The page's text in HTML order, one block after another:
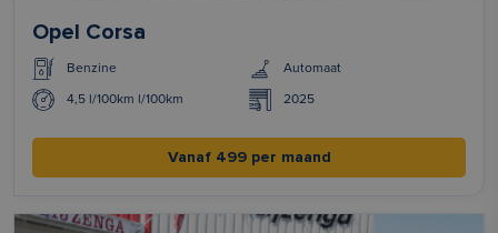
Opel Corsa
Benzine Automaat
4,5 l/100km l/100km 2025
Vanaf 499 per maand